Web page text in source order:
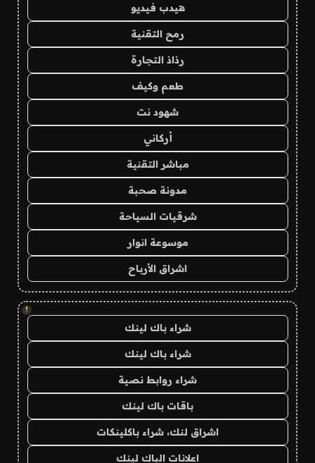
هيدب فيديو
رمح التقنية
رذاذ التجارة
طعم وكيف
شهود نت
أركاني
مباشر التقنية
مدونة صحبة
شرقيات السياحة
موسوعة انوار
اشراق الأرباح
!
شراء باك لينك
شراء باك لينك
شراء روابط نصية
باقات باك لينك
اشراق لنك، شراء باكلينكات
اعلانات الباك لينك